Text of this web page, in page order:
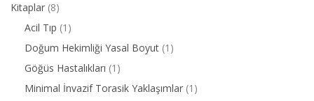
Kitaplar (8)
Acil Tıp (1)
Doğum Hekimliği Yasal Boyut (1)
Göğüs Hastalıkları (1)
Minimal İnvazif Torasik Yaklaşımlar (1)